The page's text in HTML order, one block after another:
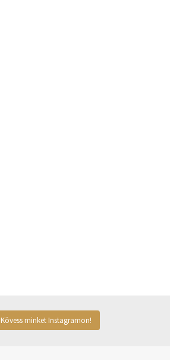
Kövess minket Instagramon!